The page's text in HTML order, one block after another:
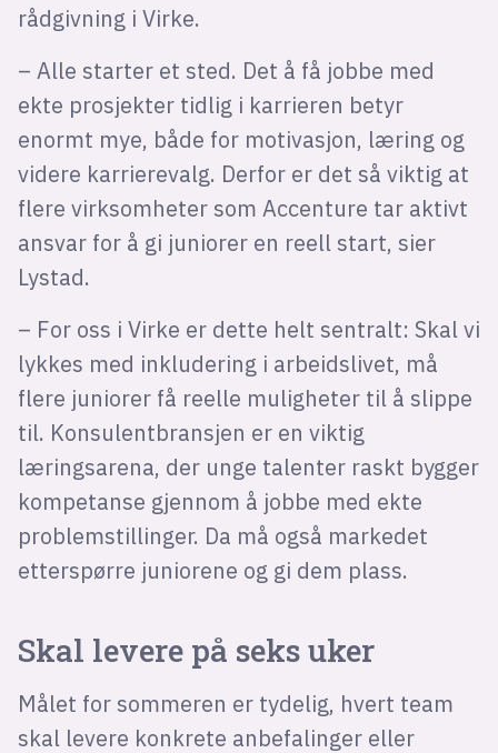
rådgivning i Virke.
– Alle starter et sted. Det å få jobbe med
ekte prosjekter tidlig i karrieren betyr
enormt mye, både for motivasjon, læring og
videre karrierevalg. Derfor er det så viktig at
flere virksomheter som Accenture tar aktivt
ansvar for å gi juniorer en reell start, sier
Lystad.
– For oss i Virke er dette helt sentralt: Skal vi
lykkes med inkludering i arbeidslivet, må
flere juniorer få reelle muligheter til å slippe
til. Konsulentbransjen er en viktig
læringsarena, der unge talenter raskt bygger
kompetanse gjennom å jobbe med ekte
problemstillinger. Da må også markedet
etterspørre juniorene og gi dem plass.
Skal levere på seks uker
Målet for sommeren er tydelig, hvert team
skal levere konkrete anbefalinger eller